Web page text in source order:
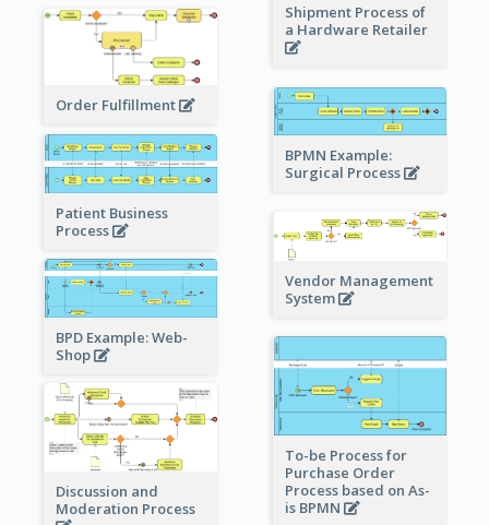
Shipment Process of
a Hardware Retailer
Order Fulfillment
BPMN Example:
Surgical Process
Patient Business
Process
Vendor Management
System
BPD Example: Web-
Shop
To-be Process for
Purchase Order
Process based on As-
is BPMN
Discussion and
Moderation Process